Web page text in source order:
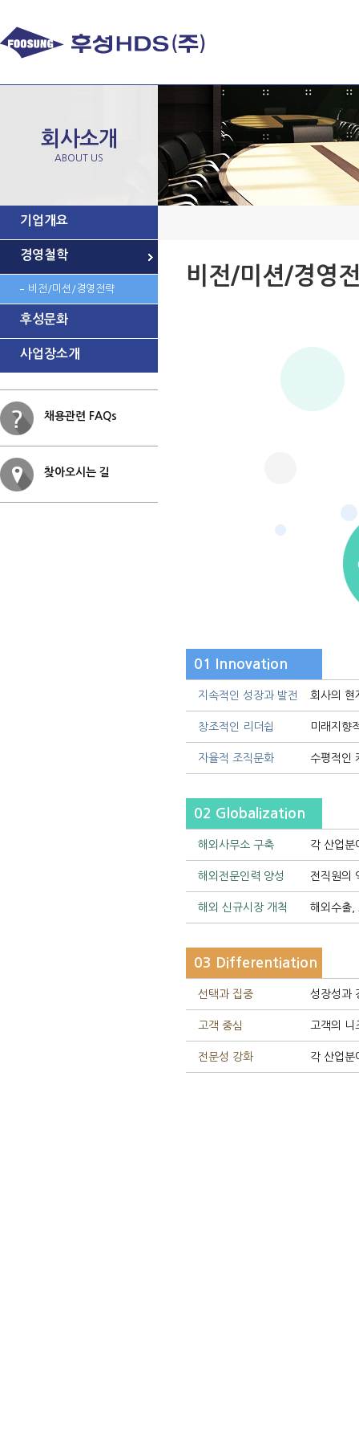
회사소개
ABOUT US
기업개요
경영철학
비전/미션/경영전략
후성문화
사업장소개
채용관련 FAQs
찾아오시는 길
비전/미션/경영
01 Innovation
지속적인 성장과 발전 회사의 현
창조적인 리더쉽 미래지향
자율적 조직문화 수평적인
02 Globalization
해외사무소 구축 각 산업분
해외전문인력 양성 전직원의
해외 신규시장 개척 해외수출,
03 Differentiation
선택과 집중 성장성과
고객 중심 고객의 니
전문성 강화 각 산업분